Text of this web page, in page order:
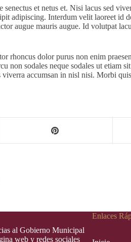
et netus et. Nisi lacus sed
adipiscing. Interdum velit laoreet
augue mauris augue. Id volutpat
rhoncus dolor purus non enim
sodales neque sodales ut etiam
accumsan in nisl nisi. Morbi
al Gobierno Municipal
web y redes sociales
Enlaces